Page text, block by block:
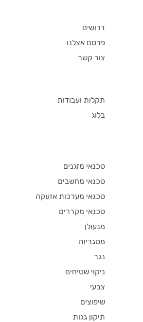
דרושים
פרסם אצלנו
צור קשר
תקלות ועבודות
בלוג
טכנאי מזגנים
טכנאי מחשבים
טכנאי מערכות אזעקה
טכנאי מקררים
מנעולן
מסגריות
נגר
ניקוי שטיחים
צבעי
שיפוצים
תיקון גגות